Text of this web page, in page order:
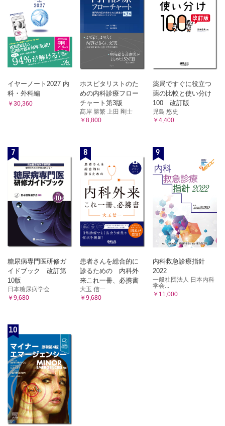
イヤーノート2027 内
科・外科編
￥30,360
ホスピタリストのた
めの内科診療フロー
チャート第3版
髙岸 勝繁 上田 剛士
￥8,800
薬局ですぐに役立つ
薬の比較と使い分け
100 改訂版
児島 悠史
￥4,400
7
糖尿病専門医研修ガ
イドブック 改訂第
10版
日本糖尿病学会
￥9,680
8
患者さんを総合的に
診るための 内科外
来これ一冊、必携書
大玉 信一
￥9,680
9
内科救急診療指針
2022
一般社団法人 日本内科
学会...
￥11,000
10